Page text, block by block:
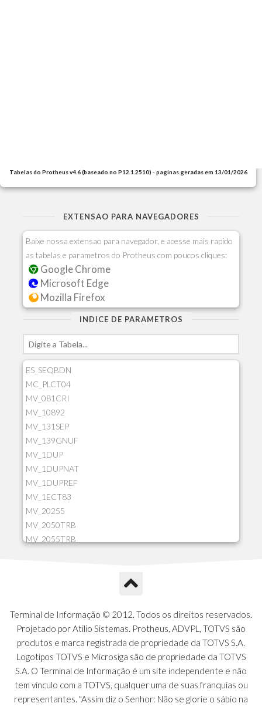
Tabelas do Protheus v4.6 (baseado no P12.1.2510) - paginas geradas em 13/01/2026
EXTENSAO PARA NAVEGADORES
Baixe nossa extensao para navegador, e acesse mais rapido
as tabelas e parametros do Protheus com poucos cliques:
Google Chrome
Microsoft Edge
Mozilla Firefox
INDICE DE PARAMETROS
ES_SEQBDN
MC_PLCT04
MV_081CRI
MV_10892
MV_131SEP
MV_139GNUF
MV_1DUP
MV_1DUPNAT
MV_1DUPREF
MV_1ECT83
MV_20255
MV_2050TRB
MV_2055TRB
MV_2GNOINC
MV_320SLD
MV_325PMDA
MV_330ATCM
MV_340LOCK
MV_3DUPREF
MV_5CLIFOR
Terminal de Informação © 2012. Todos os direitos reservados.
Projetado por Atilio Sistemas. Protheus, ADVPL, TOTVS são
produtos e marca registrada de propriedade da TOTVS S.A.
Logotipos TOTVS e Microsiga são de propriedade da TOTVS
S.A. O Terminal de Informação é um site independente e não
tem vínculo com a TOTVS, qualquer uma de suas franquias ou
representantes. "Assim diz o Senhor: Não se glorie o sábio na